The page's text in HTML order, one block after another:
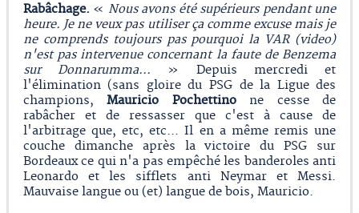
Rabâchage.« Nous avons été supérieurs pendant une
heure. Je ne veux pas utiliser ça comme excuse mais je
ne comprends toujours pas pourquoi la VAR (video)
n'est pas intervenue concernant la faute de Benzema
sur Donnarumma... » Depuis mercredi et
l'élimination (sans gloire du PSG de la Ligue des
champions,Mauricio Pochettinone cesse de
rabâcher et de ressasser que c'est à cause de
l'arbitrage que, etc, etc... Il en a même remis une
couche dimanche après la victoire du PSG sur
Bordeaux ce qui n'a pas empêché les banderoles anti
Leonardo et les sifflets anti Neymar et Messi.
Mauvaise langue ou (et) langue de bois, Mauricio.